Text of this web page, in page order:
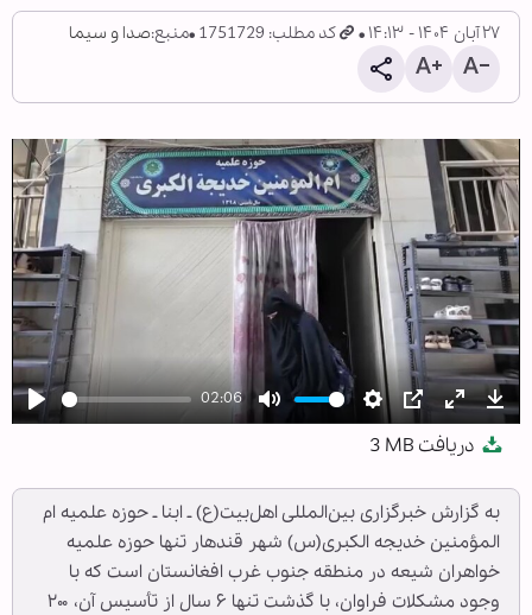
۲۷ آبان ۱۴۰۴ - ۱۴:۱۳ کد مطلب: 1751729 منبع:صدا و سیما
Play
02:06
Mute Settings
PIP Enter
دریافت 3 MB
به گزارش خبرگزاری بین‌المللی اهل‌بیت(ع) ـ ابنا ـ حوزه علمیه ام
المؤمنین خدیجه الکبری(س) شهر قندهار تنها حوزه علمیه
خواهران شیعه در منطقه جنوب غرب افغانستان است که با
وجود مشکلات فراوان، با گذشت تنها ۶ سال از تأسیس آن، ۲۰۰